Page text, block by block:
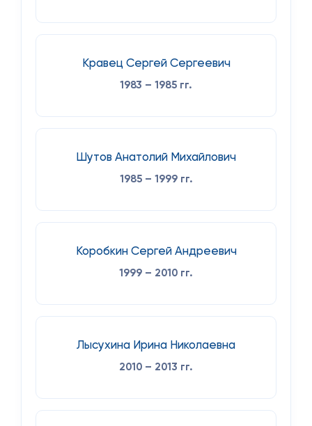
Кравец Сергей Сергеевич
1983 – 1985 гг.
Шутов Анатолий Михайлович
1985 – 1999 гг.
Коробкин Сергей Андреевич
1999 – 2010 гг.
Лысухина Ирина Николаевна
2010 – 2013 гг.